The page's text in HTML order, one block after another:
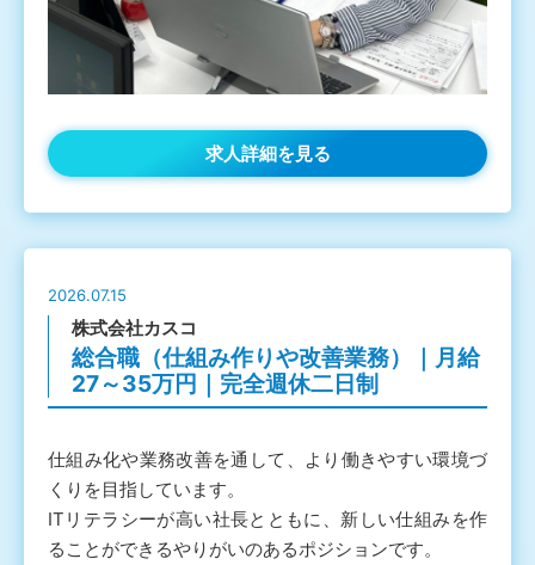
求人詳細を見る
2026.07.15
株式会社カスコ
総合職（仕組み作りや改善業務）｜月給
27～35万円｜完全週休二日制
仕組み化や業務改善を通して、より働きやすい環境づ
くりを目指しています。
ITリテラシーが高い社長とともに、新しい仕組みを作
ることができるやりがいのあるポジションです。